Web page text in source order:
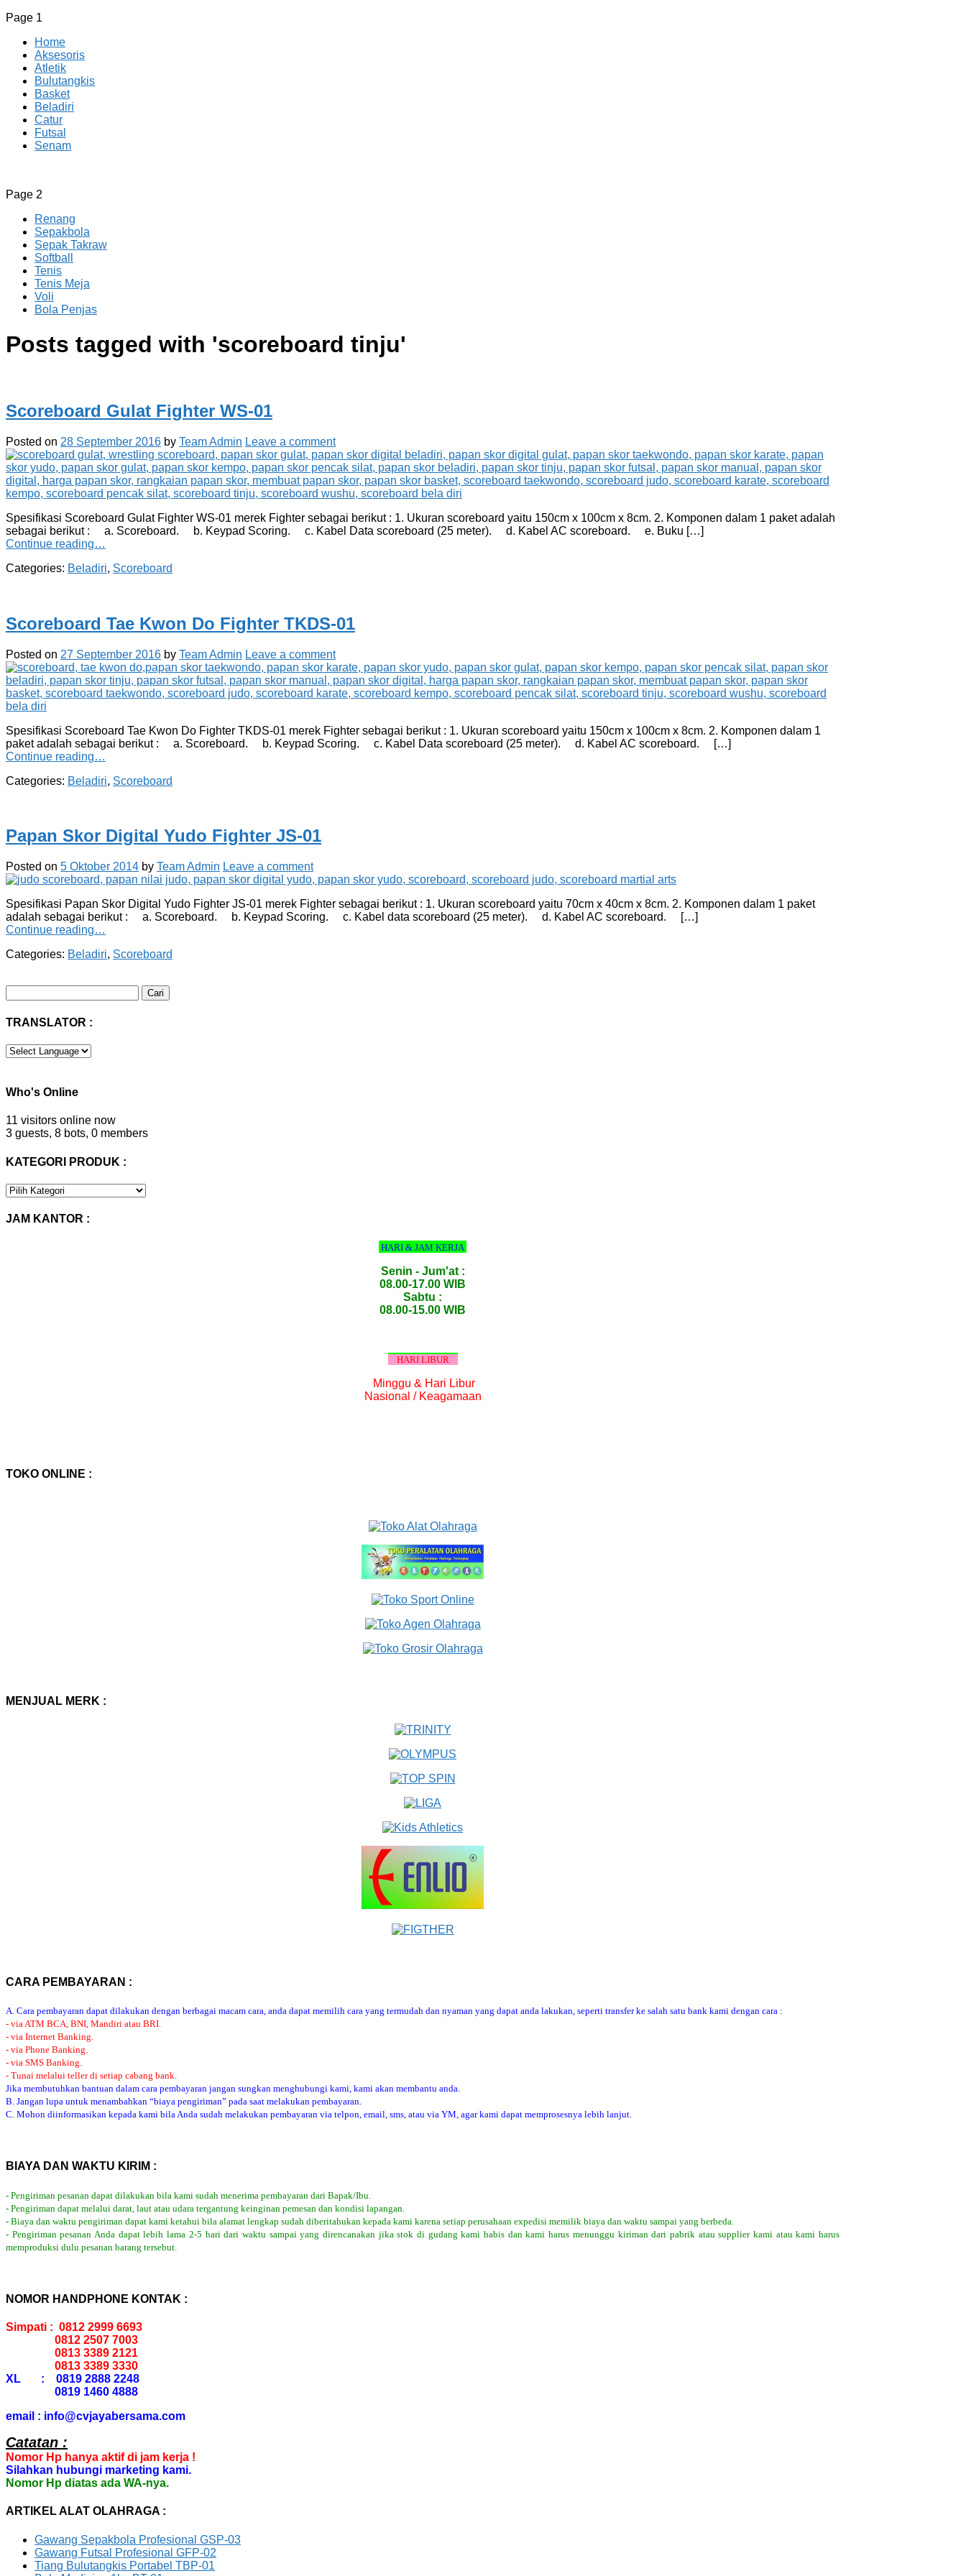
Page 1
Home
Aksesoris
Atletik
Bulutangkis
Basket
Beladiri
Catur
Futsal
Senam
CV JAYA BERSAMA Co Id
Menyediakan Semua Perlengkapan Olahraga Yang Lengkap, Berkualitas Dengan Harga Yang Murah
Page 2
Renang
Sepakbola
Sepak Takraw
Softball
Tenis
Tenis Meja
Voli
Bola Penjas
Posts tagged with 'scoreboard tinju'
Scoreboard Gulat Fighter WS-01
Posted on 28 September 2016 by Team Admin Leave a comment
Spesifikasi Scoreboard Gulat Fighter WS-01 merek Fighter sebagai berikut : 1. Ukuran scoreboard yaitu 150cm x 100cm x 8cm. 2. Komponen dalam 1 paket adalah
sebagai berikut : a. Scoreboard. b. Keypad Scoring. c. Kabel Data scoreboard (25 meter). d. Kabel AC scoreboard. e. Buku […]
Continue reading…
Categories: Beladiri, Scoreboard
Scoreboard Tae Kwon Do Fighter TKDS-01
Posted on 27 September 2016 by Team Admin Leave a comment
Spesifikasi Scoreboard Tae Kwon Do Fighter TKDS-01 merek Fighter sebagai berikut : 1. Ukuran scoreboard yaitu 150cm x 100cm x 8cm. 2. Komponen dalam 1
paket adalah sebagai berikut : a. Scoreboard. b. Keypad Scoring. c. Kabel Data scoreboard (25 meter). d. Kabel AC scoreboard. […]
Continue reading…
Categories: Beladiri, Scoreboard
Papan Skor Digital Yudo Fighter JS-01
Posted on 5 Oktober 2014 by Team Admin Leave a comment
Spesifikasi Papan Skor Digital Yudo Fighter JS-01 merek Fighter sebagai berikut : 1. Ukuran scoreboard yaitu 70cm x 40cm x 8cm. 2. Komponen dalam 1 paket
adalah sebagai berikut : a. Scoreboard. b. Keypad Scoring. c. Kabel data scoreboard (25 meter). d. Kabel AC scoreboard. […]
Continue reading…
Categories: Beladiri, Scoreboard
untuk:
TRANSLATOR :
Who's Online
11 visitors online now
3 guests, 8 bots, 0 members
KATEGORI PRODUK :
KATEGORI
JAM KANTOR :
HARI & JAM KERJA
Senin - Jum'at :
08.00-17.00 WIB
Sabtu :
08.00-15.00 WIB
HARI LIBUR
Minggu & Hari Libur
Nasional / Keagamaan
TOKO ONLINE :
MENJUAL MERK :
CARA PEMBAYARAN :
A. Cara pembayaran dapat dilakukan dengan berbagai macam cara, anda dapat memilih cara yang termudah dan nyaman yang dapat anda lakukan, seperti transfer ke salah satu bank kami dengan cara :
- via ATM BCA, BNI, Mandiri atau BRI.
- via Internet Banking.
- via Phone Banking.
- via SMS Banking.
- Tunai melalui teller di setiap cabang bank.
Jika membutuhkan bantuan dalam cara pembayaran jangan sungkan menghubungi kami, kami akan membantu anda.
B. Jangan lupa untuk menambahkan “biaya pengiriman” pada saat melakukan pembayaran.
C. Mohon diinformasikan kepada kami bila Anda sudah melakukan pembayaran via telpon, email, sms, atau via YM, agar kami dapat memprosesnya lebih lanjut.
BIAYA DAN WAKTU KIRIM :
- Pengiriman pesanan dapat dilakukan bila kami sudah menerima pembayaran dari Bapak/Ibu.
- Pengiriman dapat melalui darat, laut atau udara tergantung keinginan pemesan dan kondisi lapangan.
- Biaya dan waktu pengiriman dapat kami ketahui bila alamat lengkap sudah diberitahukan kepada kami karena setiap perusahaan expedisi memilik biaya dan waktu sampai yang berbeda.
- Pengiriman pesanan Anda dapat lebih lama 2-5 hari dari waktu sampai yang direncanakan jika stok di gudang kami habis dan kami harus menunggu kiriman dari pabrik atau supplier kami atau kami harus
memproduksi dulu pesanan barang tersebut.
NOMOR HANDPHONE KONTAK :
Simpati : 0812 2999 6693
0812 2507 7003
0813 3389 2121
0813 3389 3330
XL : 0819 2888 2248
0819 1460 4888
email : info@cvjayabersama.com
Catatan :
Nomor Hp hanya aktif di jam kerja !
Silahkan hubungi marketing kami.
Nomor Hp diatas ada WA-nya.
ARTIKEL ALAT OLAHRAGA :
Gawang Sepakbola Profesional GSP-03
Gawang Futsal Profesional GFP-02
Tiang Bulutangkis Portabel TBP-01